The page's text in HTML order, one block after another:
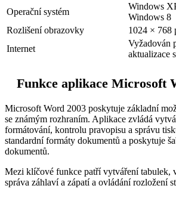
Operační systém
Windows
Windows 8
Rozlišení obrazovky
1024 × 768
Internet
Vyžadován
aktualizace
Funkce aplikace Microsoft
Microsoft Word 2003 poskytuje základní
se známým rozhraním. Aplikace zvládá
formátování, kontrolu pravopisu a správu
standardní formáty dokumentů a poskytuje
dokumentů.
Mezi klíčové funkce patří vytváření tabulek,
správa záhlaví a zápatí a ovládání rozložení